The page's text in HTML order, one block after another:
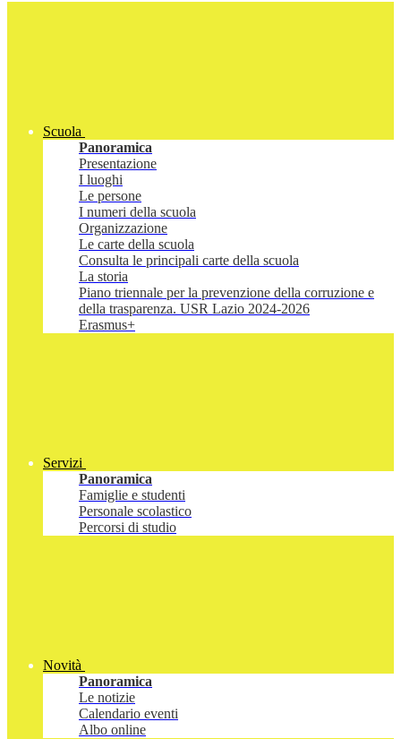
Scuola
Panoramica
Presentazione
I luoghi
Le persone
I numeri della scuola
Organizzazione
Le carte della scuola
Consulta le principali carte della scuola
La storia
Piano triennale per la prevenzione della corruzione e
della trasparenza. USR Lazio 2024-2026
Erasmus+
Servizi
Panoramica
Famiglie e studenti
Personale scolastico
Percorsi di studio
Novità
Panoramica
Le notizie
Calendario eventi
Albo online